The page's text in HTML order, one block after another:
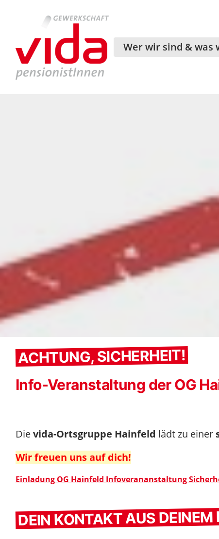
Wer wir sind & was
ACHTUNG, SICHERHEIT!
Info-Veranstaltung der OG
Dievida-Ortsgruppe Hainfeld lädt zu einer
Wir freuen uns auf dich!
Einladung OG Hainfeld Infoverananstaltung
DEIN KONTAKT AUS